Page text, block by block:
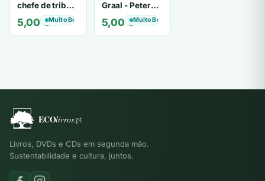
chefe de tribo
de tiavéa
5,00€Muito Bom
Graal - Peter
Berling
5,00€Muito Bom
Livros, DVDs e CDs em segunda mão.
Sustentabilidade e cultura, juntos.